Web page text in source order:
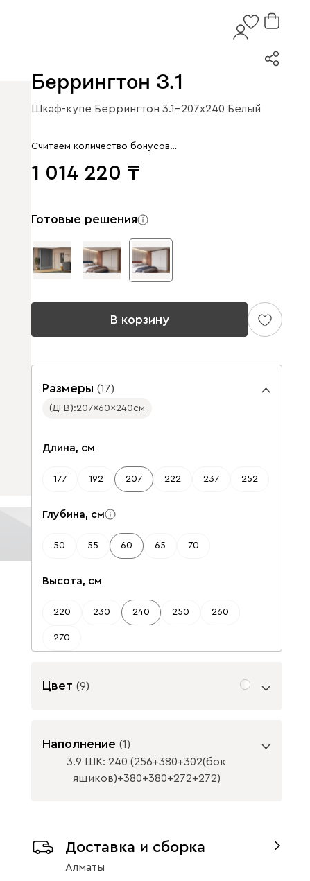
Беррингтон 3.1
Шкаф-купе Беррингтон 3.1-207x240 Белый
Считаем количество бонусов…
1 014 220
Готовые решения
В корзину
Размеры (17)
(ДГВ):207✕ 60 ✕ 240см
Длина, см
177 192 207 222 237 252
Глубина, см
50 55 60 65 70
Высота, см
220 230 240 250 260
270
Цвет (9)
Цвет корпуса
Наполнение (1)
3.9 ШК: 240 (256+380+302(бок
ящиков)+380+380+272+272)
устанавливается выдвижная штанга.
Доставка и сборка
Алматы